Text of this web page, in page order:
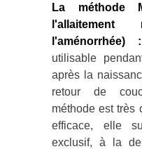
La méthode
l'aménorrhée) :
utilisable
après la
retour de
méthode est très
efficace, elle
exclusif, à la